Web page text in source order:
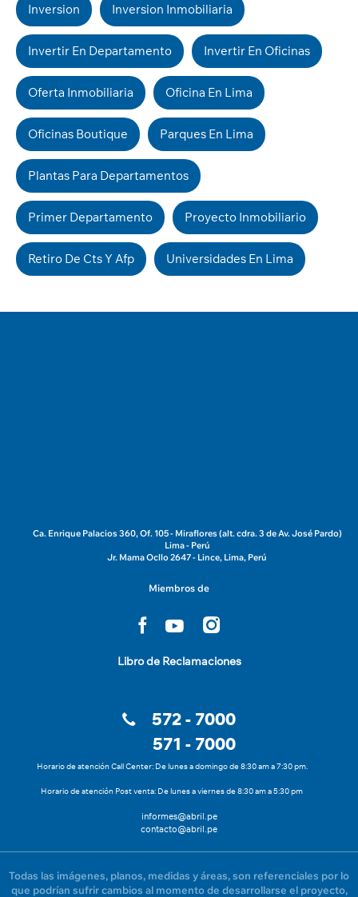
Inversion Inversion Inmobiliaria
Invertir En Departamento Invertir En Oficinas
Oferta Inmobiliaria Oficina En Lima
Oficinas Boutique Parques En Lima
Plantas Para Departamentos
Primer Departamento Proyecto Inmobiliario
Retiro De Cts Y Afp Universidades En Lima
Ca. Enrique Palacios 360, Of. 105 - Miraflores (alt. cdra. 3 de Av. José Pardo)
Lima - Perú
Jr. Mama Ocllo 2647 - Lince, Lima, Perú
Miembros de
Libro de Reclamaciones
572 - 7000
571 - 7000
Horario de atención Call Center: De lunes a domingo de 8:30 am a 7:30 pm.
Horario de atención Post venta: De lunes a viernes de 8:30 am a 5:30 pm
informes@abril.pe
contacto@abril.pe
Todas las imágenes, planos, medidas y áreas, son referenciales por lo
que podrían sufrir cambios al momento de desarrollarse el proyecto,